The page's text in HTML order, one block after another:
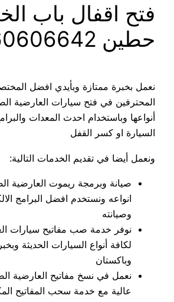
فتح اقفال باب
حطين 60606642
نعمل بخبرة ممتازة وبأيدي افضل
المحترفين في فتح سيارات العارضية
أنواعها وباستخدام احدث المعدات
السيارة او كسر القفل
ونعمل أيضا في تقديم الخدمات التالية:
صيانة وبرمجة ريموت العارضية
انواعه ونستخدم افضل البرامج
وصيانته
نوفر خدمة صب مفاتيح سيارات
لكافة أنواع السيارات الحديثة
وباكستان
نعمل في نسخ مفاتيح العارضية
عالية مع خدمة سحب المفاتيح